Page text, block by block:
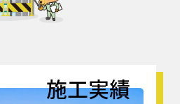
施工実績